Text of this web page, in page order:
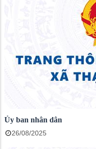
Ủy ban nhân dân
26/08/2025